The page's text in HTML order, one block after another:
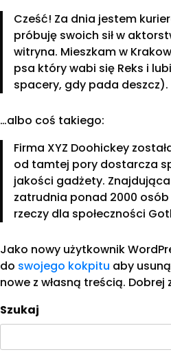
Cześć! Za dnia jestem
próbuję swoich sił w
witryna. Mieszkam w
psa który wabi się Reks i
spacery, gdy pada deszcz).
…albo coś takiego:
Firma XYZ Doohickey
od tamtej pory dostarcza
jakości gadżety.
zatrudnia ponad 2000
rzeczy dla społeczności
Jako nowy użytkownik
do swojego kokpitu aby
nowe z własną treścią. Dobrej
Szukaj